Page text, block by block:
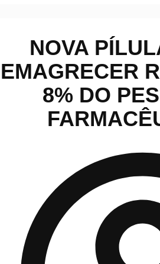
NOVA
EMAGRECER
8% DO